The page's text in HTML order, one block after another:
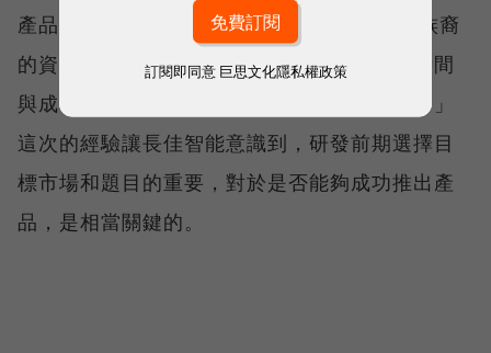
產品可以參考；再者，FDA 認為需要加入多族裔
的資料，才能更為通用，最終花了相當多的時間
與成本將合規的資料補齊，才終於取得許可。」
這次的經驗讓長佳智能意識到，研發前期選擇目
標市場和題目的重要，對於是否能夠成功推出產
品，是相當關鍵的。
訂閱即同意 巨思文化隱私權政策